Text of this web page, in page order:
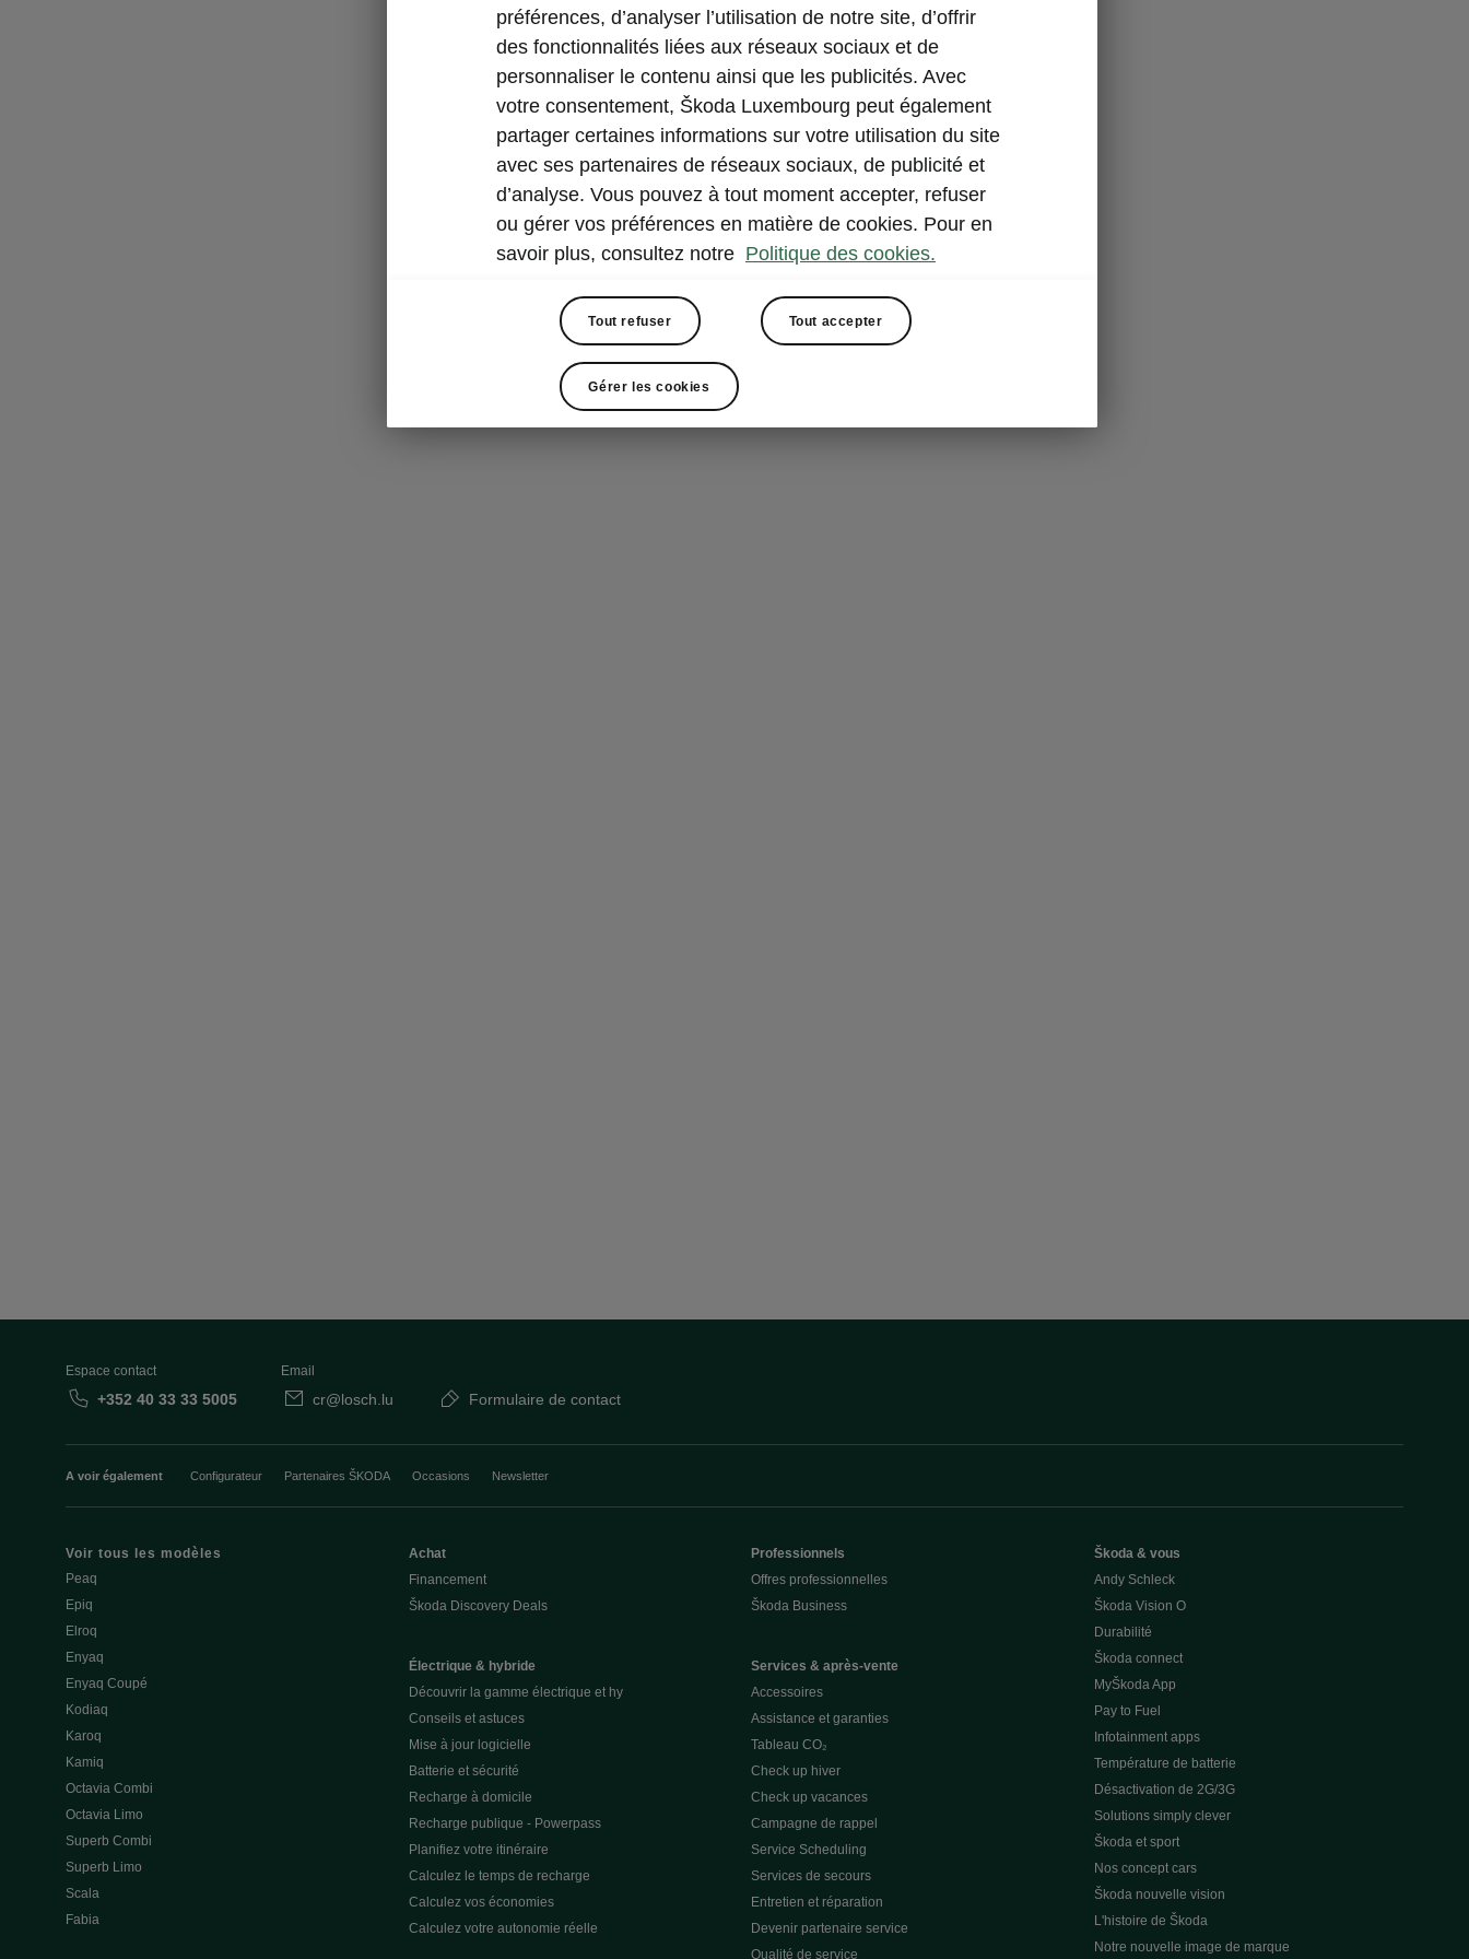
Espace contact
+352 40 33 33 5005
Email
cr@losch.lu Formulaire de contact
A voir également Configurateur Partenaires ŠKODA Occasions Newsletter
Voir tous les modèles
Peaq
Epiq
Elroq
Enyaq
Enyaq Coupé
Kodiaq
Karoq
Kamiq
Octavia Combi
Octavia Limo
Superb Combi
Superb Limo
Scala
Fabia
Achat
Financement
Škoda Discovery Deals
Électrique & hybride
Découvrir la gamme électrique et hy
Conseils et astuces
Mise à jour logicielle
Batterie et sécurité
Recharge à domicile
Recharge publique - Powerpass
Planifiez votre itinéraire
Calculez le temps de recharge
Calculez vos économies
Calculez votre autonomie réelle
Professionnels
Offres professionnelles
Škoda Business
Services & après-vente
Accessoires
Assistance et garanties
Tableau CO₂
Check up hiver
Check up vacances
Campagne de rappel
Service Scheduling
Services de secours
Entretien et réparation
Devenir partenaire service
Qualité de service
Škoda & vous
Andy Schleck
Škoda Vision O
Durabilité
Škoda connect
MyŠkoda App
Pay to Fuel
Infotainment apps
Température de batterie
Désactivation de 2G/3G
Solutions simply clever
Škoda et sport
Nos concept cars
Škoda nouvelle vision
L'histoire de Škoda
Notre nouvelle image de marque
préférences, d’analyser l’utilisation de notre site, d’offrir
des fonctionnalités liées aux réseaux sociaux et de
personnaliser le contenu ainsi que les publicités. Avec
votre consentement, Škoda Luxembourg peut également
partager certaines informations sur votre utilisation du site
avec ses partenaires de réseaux sociaux, de publicité et
d’analyse. Vous pouvez à tout moment accepter, refuser
ou gérer vos préférences en matière de cookies. Pour en
savoir plus, consultez notre Politique des cookies.
Tout refuser Tout accepter
Gérer les cookies